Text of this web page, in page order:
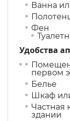
Ванна
Фен
Удобства
первом
Белье
Шкаф
Частная
здании